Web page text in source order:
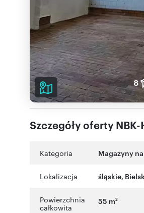
8
Szczegóły oferty
Kategoria Magazyny
Lokalizacja śląskie,
Powierzchnia
całkowita
55 m2